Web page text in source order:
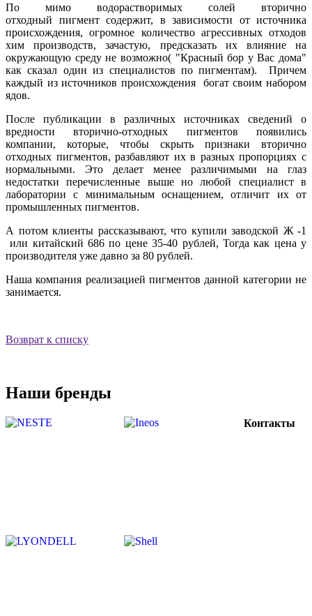
По мимо водорастворимых солей вторично
отходный пигмент содержит, в зависимости от источника
происхождения, огромное количество агрессивных отходов
хим производств, зачастую, предсказать их влияние на
окружающую среду не возможно( "Красный бор у Вас дома"
как сказал один из специалистов по пигментам). Причем
каждый из источников происхождения богат своим набором
ядов.
После публикации в различных источниках сведений о
вредности вторично-отходных пигментов появились
компании, которые, чтобы скрыть признаки вторично
отходных пигментов, разбавляют их в разных пропорциях с
нормальными. Это делает менее различимыми на глаз
недостатки перечисленные выше но любой специалист в
лаборатории с минимальным оснащением, отличит их от
промышленных пигментов.
А потом клиенты рассказывают, что купили заводской Ж -1
или китайский 686 по цене 35-40 рублей, Тогда как цена у
производителя уже давно за 80 рублей.
Наша компания реализацией пигментов данной категории не
занимается.
Возврат к списку
Наши бренды
Контакты